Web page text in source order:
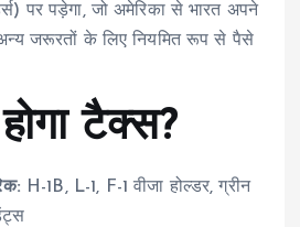
पर पड़ेगा, जो अमेरिका से भारत अपने
अन्य जरूरतों के लिए नियमित रूप से पैसे
टैक्स?
H-1B, L-1, F-1 वीजा होल्डर, ग्रीन